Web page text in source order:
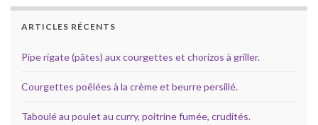
ARTICLES RÉCENTS
Pipe rigate (pâtes) aux courgettes et chorizos à griller.
Courgettes poêlées à la crème et beurre persillé.
Taboulé au poulet au curry, poitrine fumée, crudités.